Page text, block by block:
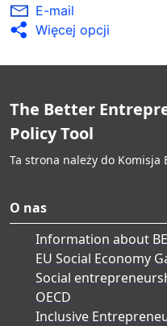
E-mail
Więcej opcji
The Better
Policy Tool
Ta strona należy do Komisja
O nas
Information about
EU Social Economy
Social
OECD
Inclusive